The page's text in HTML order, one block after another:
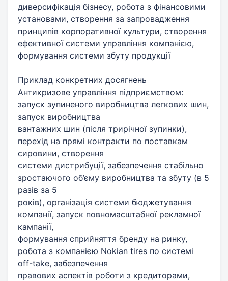
диверсифікація бізнесу, робота з фінансовими
установами, створення за запровадження
принципів корпоративної культури, створення
ефективної системи управління компанією,
формування системи збуту продукції
Приклад конкретних досягнень
Антикризове управління підприємством:
запуск зупиненого виробництва легкових шин,
запуск виробництва
вантажних шин (після трирічної зупинки),
перехід на прямі контракти по поставкам
сировини, створення
системи дистрибуції, забезпечення стабільно
зростаючого об’єму виробництва та збуту (в 5
разів за 5
років), організація системи бюджетування
компанії, запуск повномасштабної рекламної
кампанії,
формування сприйняття бренду на ринку,
робота з компанією Nokian tires по системі
off-take, забезпечення
правових аспектів роботи з кредиторами,